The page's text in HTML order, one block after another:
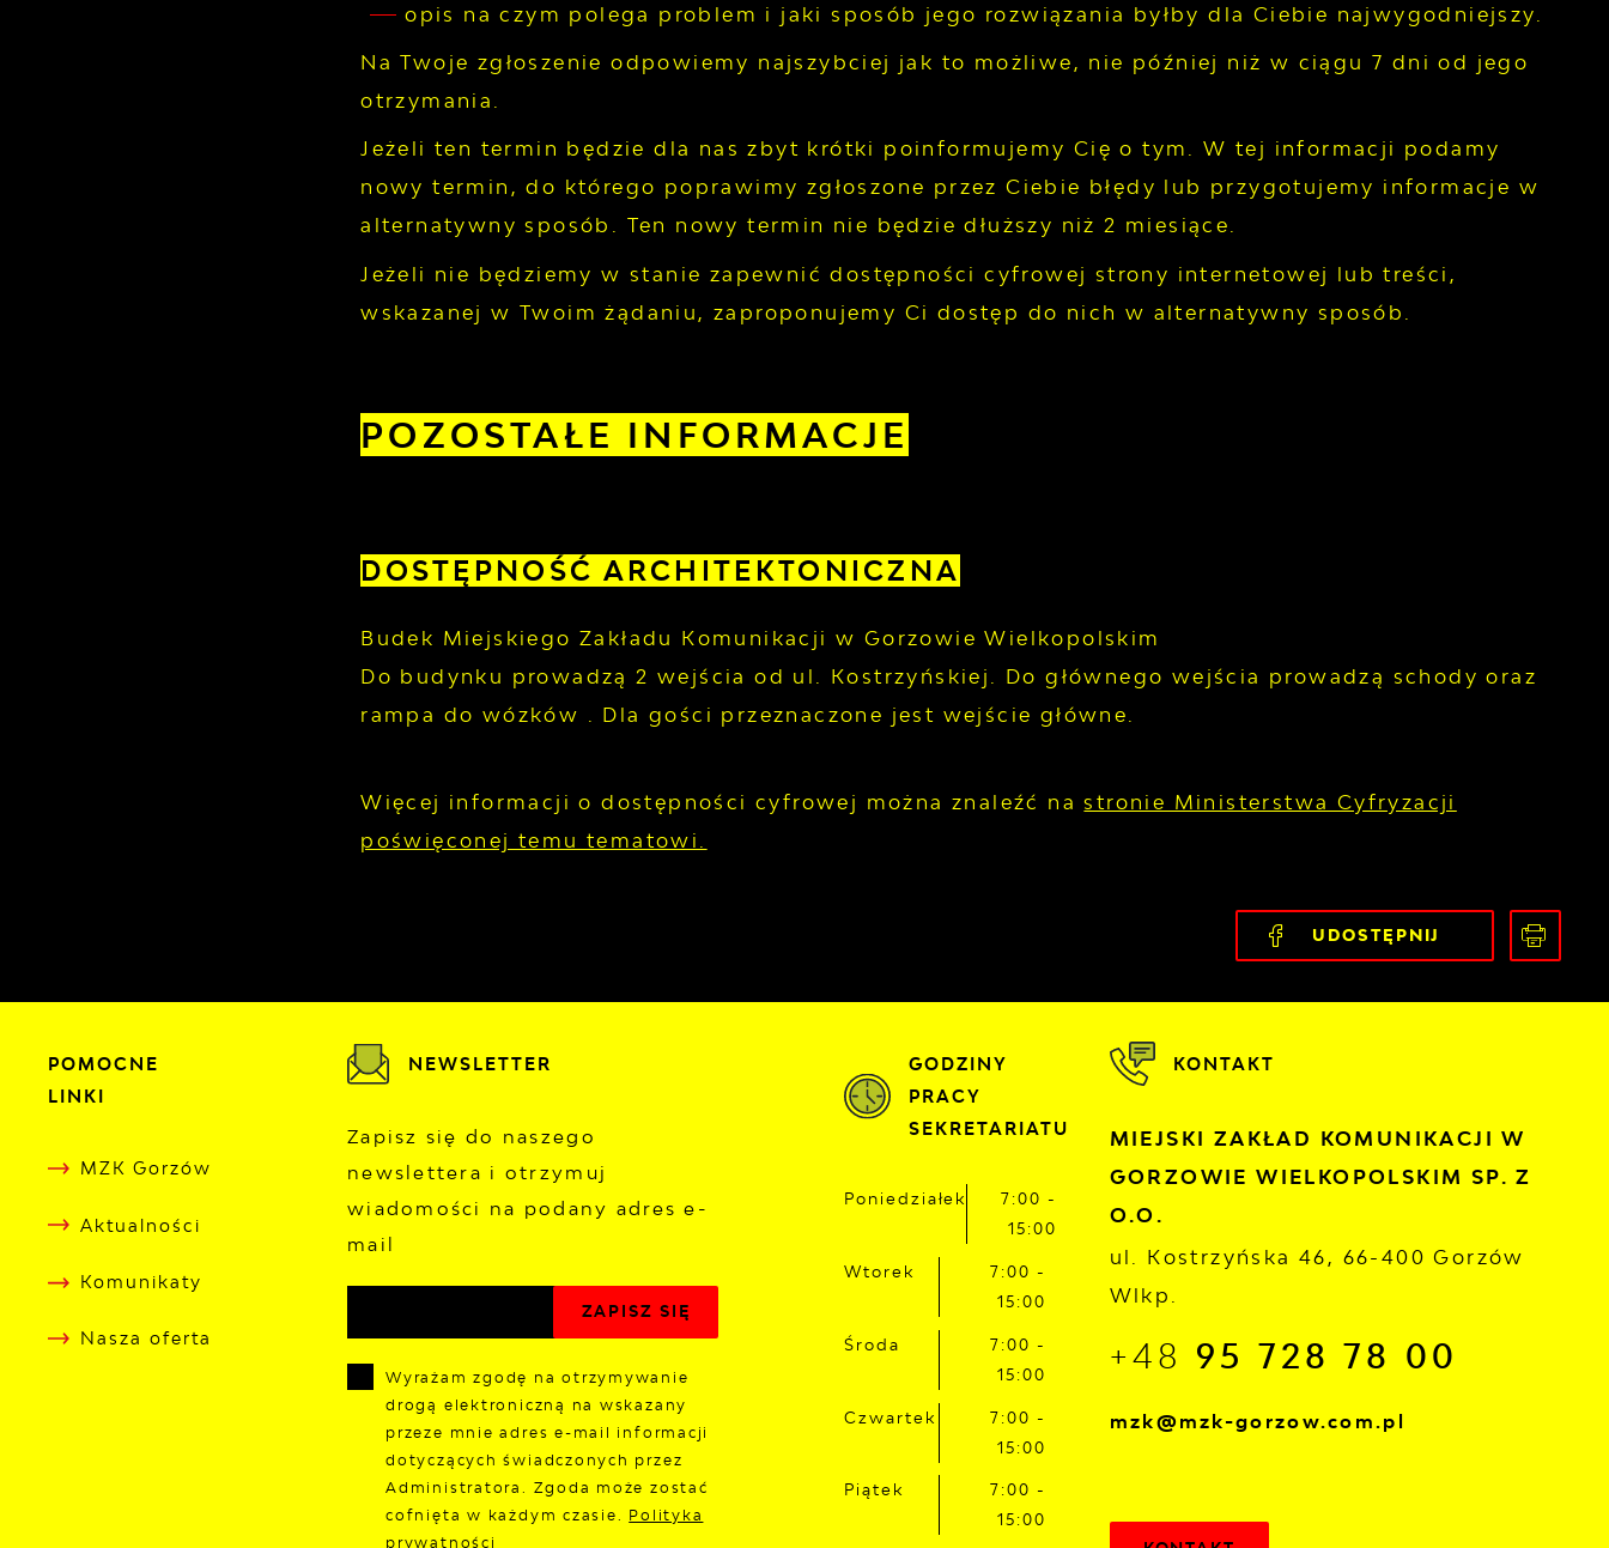
opis na czym polega problem i jaki sposób jego rozwiązania byłby dla Ciebie najwygodniejszy.
Na Twoje zgłoszenie odpowiemy najszybciej jak to możliwe, nie później niż w ciągu 7 dni od jego
otrzymania.
Jeżeli ten termin będzie dla nas zbyt krótki poinformujemy Cię o tym. W tej informacji podamy
nowy termin, do którego poprawimy zgłoszone przez Ciebie błędy lub przygotujemy informacje w
alternatywny sposób. Ten nowy termin nie będzie dłuższy niż 2 miesiące.
Jeżeli nie będziemy w stanie zapewnić dostępności cyfrowej strony internetowej lub treści,
wskazanej w Twoim żądaniu, zaproponujemy Ci dostęp do nich w alternatywny sposób.
POZOSTAŁE INFORMACJE
DOSTĘPNOŚĆ ARCHITEKTONICZNA
Budek Miejskiego Zakładu Komunikacji w Gorzowie Wielkopolskim
Do budynku prowadzą 2 wejścia od ul. Kostrzyńskiej. Do głównego wejścia prowadzą schody oraz
rampa do wózków . Dla gości przeznaczone jest wejście główne.
Więcej informacji o dostępności cyfrowej można znaleźć nastronie Ministerstwa Cyfryzacji
poświęconej temu tematowi.
UDOSTĘPNIJ
POMOCNE
LINKI
MZK Gorzów
Aktualności
Komunikaty
Nasza oferta
NEWSLETTER
Zapisz się do naszego
newslettera i otrzymuj
wiadomości na podany adres e-
mail
Wyrażam zgodę na otrzymywanie
drogą elektroniczną na wskazany
przeze mnie adres e-mail informacji
dotyczących świadczonych przez
Administratora. Zgoda może zostać
cofnięta w każdym czasie. Polityka
prywatności
GODZINY
PRACY
SEKRETARIATU
Poniedziałek
7:00 -
15:00
Wtorek
7:00 -
15:00
Środa
7:00 -
15:00
Czwartek
7:00 -
15:00
Piątek
7:00 -
15:00
KONTAKT
MIEJSKI ZAKŁAD KOMUNIKACJI W
GORZOWIE WIELKOPOLSKIM SP. Z
O.O.
ul. Kostrzyńska 46, 66-400 Gorzów
Wlkp.
+48 95 728 78 00
mzk@mzk-gorzow.com.pl